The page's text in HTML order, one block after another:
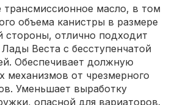
трансмиссионное масло, в том
объема канистры в размере
стороны, отлично подходит
Веста с бесступенчатой
Обеспечивает должную
механизмов от чрезмерного
Уменьшает выработку
опасной для вариаторов.